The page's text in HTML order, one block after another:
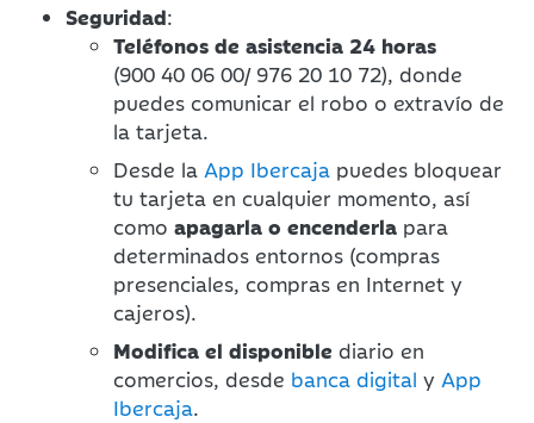
Seguridad:
Teléfonos de asistencia 24 horas
(900 40 06 00/ 976 20 10 72), donde
puedes comunicar el robo o extravío de
la tarjeta.
Desde la App Ibercaja puedes bloquear
tu tarjeta en cualquier momento, así
como apagarla o encenderla para
determinados entornos (compras
presenciales, compras en Internet y
cajeros).
Modifica el disponible diario en
comercios, desde banca digital y App
Ibercaja.